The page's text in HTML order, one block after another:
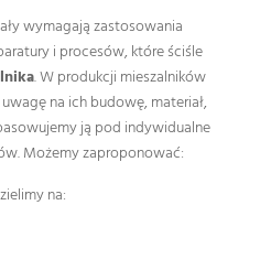
wymagają zastosowania
i procesów, które ściśle
. W produkcji mieszalników
na ich budowę, materiał,
ją pod indywidualne
Możemy zaproponować:
na: